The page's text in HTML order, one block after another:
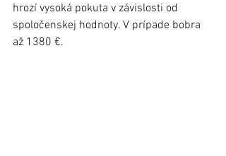
hrozí vysoká pokuta v závislosti od
spoločenskej hodnoty. V prípade bobra
až 1380 €.